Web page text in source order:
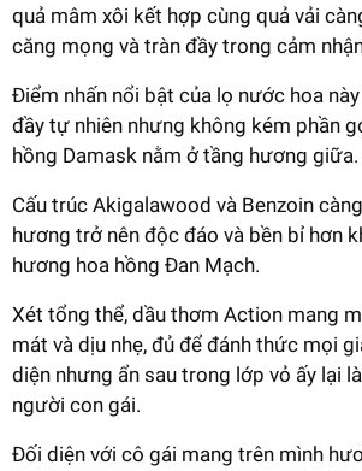
quả mâm xôi kết hợp cùng quả vải
căng mọng và tràn đầy trong cảm
Điểm nhấn nổi bật của lọ nước hoa
đầy tự nhiên nhưng không kém phần
hồng Damask nằm ở tầng hương giữa.
Cấu trúc Akigalawood và Benzoin
hương trở nên độc đáo và bền bỉ hơn
hương hoa hồng Đan Mạch.
Xét tổng thể, dầu thơm Action mang
mát và dịu nhẹ, đủ để đánh thức mọi
diện nhưng ẩn sau trong lớp vỏ ấy lại
người con gái.
Đối diện với cô gái mang trên mình